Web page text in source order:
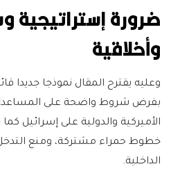
ضرورة إستراتيجية
وأخلاقية
وعليه يقترح المقال نموذجا جديدا
بفرض شروط واضحة على
الأميركية والدولية على إسرائيل
خطوط حمراء مشتركة، ومنع
الداخلية.